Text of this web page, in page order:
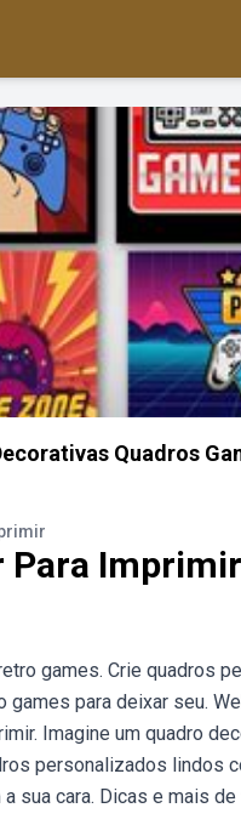
Quadros
Para Imprimir
games. Crie quadros
games para deixar seu.
Imagine um quadro
personalizados lindos
sua cara. Dicas e mais